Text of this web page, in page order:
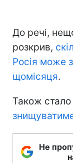
До речі,
розкрив,
Росія може
щомісяця.
Також
Не